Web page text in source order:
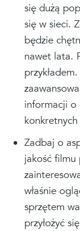
się dużą
się w sieci.
będzie
nawet lata.
informacji o
konkretnych
Zadbaj o
jakość filmu
właśnie
sprzętem
przyłożyć